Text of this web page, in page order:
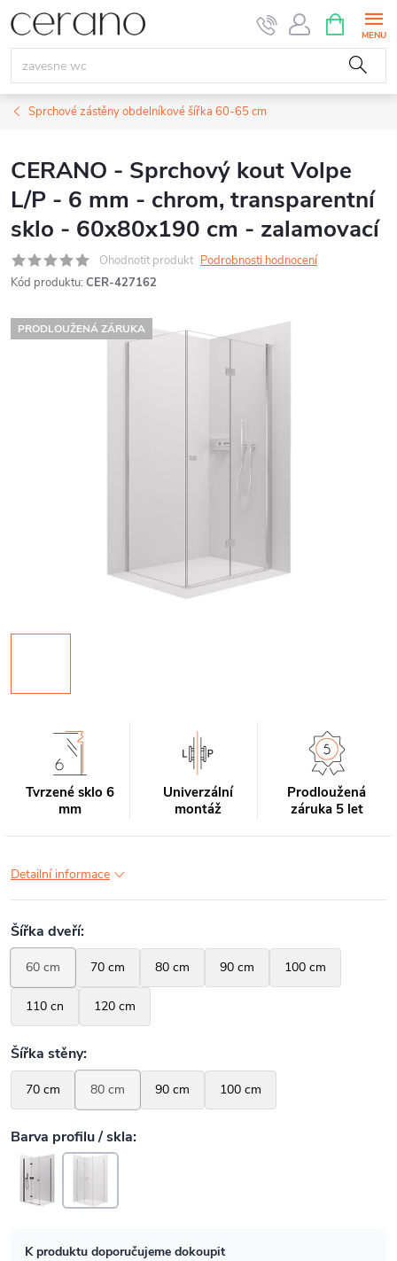
Přejít
na
obsah
NÁKUPNÍ
KOŠÍK
Sprchové zástěny obdelníkové šířka 60-65 cm
CERANO - Sprchový kout Volpe
L/P - 6 mm - chrom, transparentní
sklo - 60x80x190 cm - zalamovací
Ohodnotit produkt Podrobnosti hodnocení
Kód produktu: CER-427162
PRODLOUŽENÁ ZÁRUKA
Tvrzené sklo 6
mm
Univerzální
montáž
Prodloužená
záruka 5 let
Detailní informace